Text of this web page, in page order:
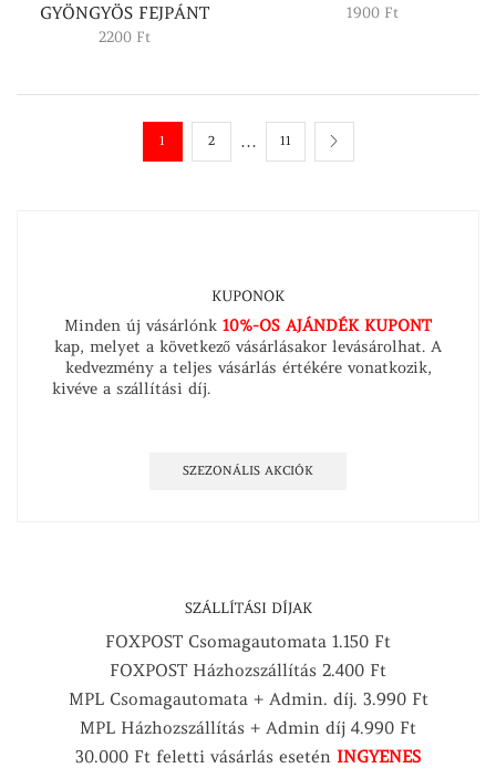
GYÖNGYÖS FEJPÁNT
2200 Ft
1900 Ft
1 2 … 11
KUPONOK
Minden új vásárlónk 10%-OS AJÁNDÉK KUPONT
kap, melyet a következő vásárlásakor levásárolhat. A
kedvezmény a teljes vásárlás értékére vonatkozik,
kivéve a szállítási díj.
SZEZONÁLIS AKCIÓK
SZÁLLÍTÁSI DÍJAK
FOXPOST Csomagautomata 1.150 Ft
FOXPOST Házhozszállítás 2.400 Ft
MPL Csomagautomata + Admin. díj. 3.990 Ft
MPL Házhozszállítás + Admin díj 4.990 Ft
30.000 Ft feletti vásárlás esetén INGYENES